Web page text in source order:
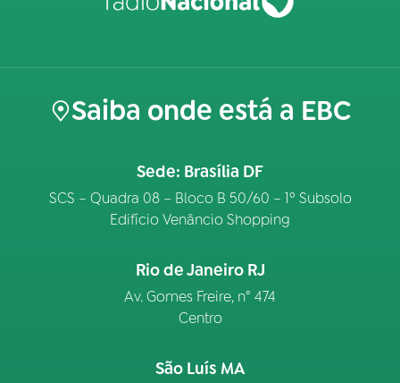
Saiba onde está a EBC
Sede: Brasília DF
SCS – Quadra 08 – Bloco B 50/60 – 1º Subsolo
Edifício Venâncio Shopping
Rio de Janeiro RJ
Av. Gomes Freire, n° 474
Centro
São Luís MA